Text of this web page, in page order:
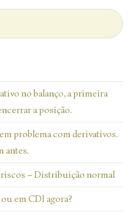
no balanço, a primeira
a posição.
problema com derivativos.
antes.
– Distribuição normal
em CDI agora?